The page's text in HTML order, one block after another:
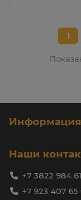
1
Информация
Наши
+7 3822 984
+7 923 407 65